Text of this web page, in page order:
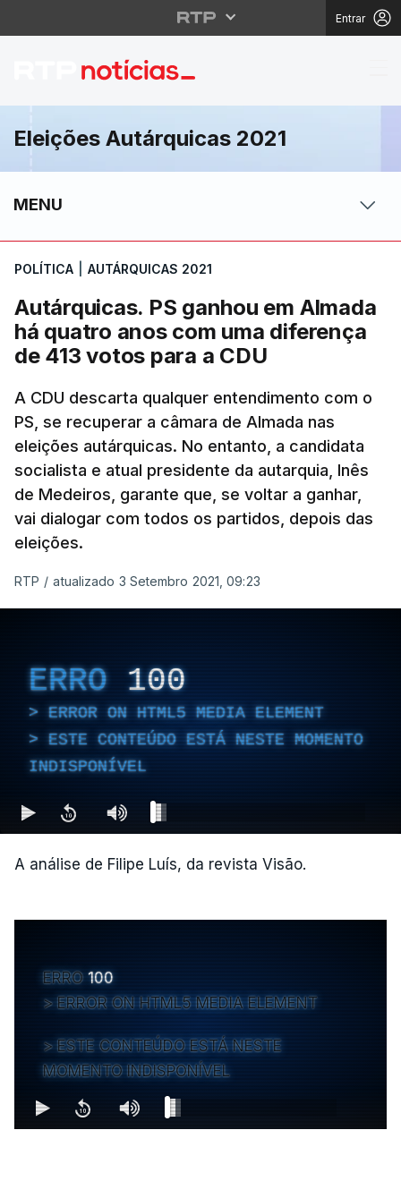
Entrar
Autárquicas. PS
Eleições Autárquicas 2021
MENU
POLÍTICA AUTÁRQUICAS 2021
Autárquicas. PS ganhou em Almada
há quatro anos com uma diferença
de 413 votos para a CDU
A CDU descarta qualquer entendimento com o
PS, se recuperar a câmara de Almada nas
eleições autárquicas. No entanto, a candidata
socialista e atual presidente da autarquia, Inês
de Medeiros, garante que, se voltar a ganhar,
vai dialogar com todos os partidos, depois das
eleições.
RTP / atualizado 3 Setembro 2021, 09:23
ERRO 100
ERROR ON HTML5 MEDIA ELEMENT
ESTE CONTEÚDO ESTÁ NESTE MOMENTO
INDISPONÍVEL
A análise de Filipe Luís, da revista Visão.
ERRO 100
ERROR ON HTML5 MEDIA ELEMENT
ESTE CONTEÚDO ESTÁ NESTE
MOMENTO INDISPONÍVEL